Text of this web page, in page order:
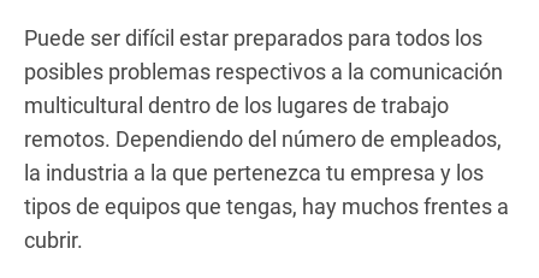
Puede ser difícil estar preparados para todos los
posibles problemas respectivos a la comunicación
multicultural dentro de los lugares de trabajo
remotos. Dependiendo del número de empleados,
la industria a la que pertenezca tu empresa y los
tipos de equipos que tengas, hay muchos frentes a
cubrir.